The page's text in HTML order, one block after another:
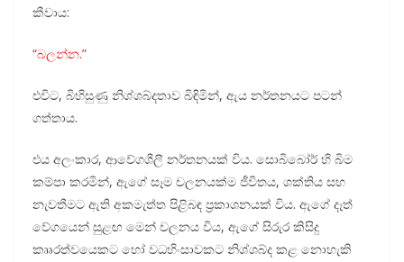
කීවාය:
“බලන්න.”
එවිට, බිහිසුණු නිශ්ශබ්දතාව බිඳිමින්, ඇය නර්තනයට පටන්
ගත්තාය.
එය අලංකාර, ආවේගශීලී නර්තනයක් විය. සොබිබෝර් හි බිම
කම්පා කරමින්, ඇගේ සෑම චලනයක්ම ජීවිතය, ශක්තිය සහ
නැවතීමට ඇති අකමැත්ත පිළිබඳ ප්‍රකාශනයක් විය. ඇගේ දෑත්
වේගයෙන් සුළඟ මෙන් චලනය විය, ඇගේ සිරුර කිසිදු
කෲරත්වයෙකට හෝ වධහිංසාවකට නිශ්ශබ්ද කළ නොහැකි